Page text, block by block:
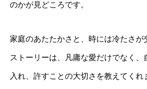
のかが見どころです。
家庭のあたたかさと、時には冷たさが
ストーリーは、凡庸な愛だけでなく、
入れ、許すことの大切さを教えてくれ